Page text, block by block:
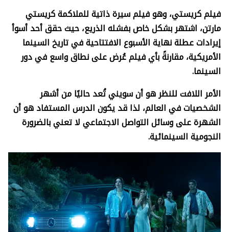
فيلم كريستي، وهو فيلم سيرة ذاتية للملاكمة كريستي
مارتن، اشتهر بشكل خاص بفشله الذريع، حيث حقق أحد أسوأ
إيرادات عطلة نهاية الأسبوع الافتتاحية في تاريخ السينما
الأمريكية، مقارنةً بأي فيلم عُرض على نطاق واسع في دور
السينما.
الأمر اللافت للنظر هو أن سويني تُعد حاليًا من أشهر
الشخصيات في العالم، لذا قد يكون الدرس المستفاد هو أن
الشهرة على وسائل التواصل الاجتماعي لا تعني بالضرورة
النجومية السينمائية.